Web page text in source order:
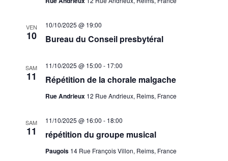
VEN
10 Bureau du Conseil presbytéral
10/10/2025 @ 19:00
SAM
11 Répétition de la chorale malgache
11/10/2025 @ 15:00 - 17:00
Rue Andrieux 12 Rue Andrieux, Reims, France
SAM
11 répétition du groupe musical
11/10/2025 @ 16:00 - 18:00
Paugois 14 Rue François Villon, Reims, France